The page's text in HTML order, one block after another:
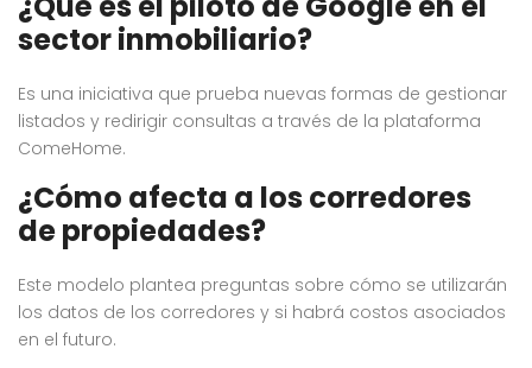
sector inmobiliario?
Es una iniciativa que prueba nuevas formas de gestionar
listados y redirigir consultas a través de la plataforma
ComeHome.
¿Cómo afecta a los corredores
de propiedades?
Este modelo plantea preguntas sobre cómo se utilizarán
los datos de los corredores y si habrá costos asociados
en el futuro.